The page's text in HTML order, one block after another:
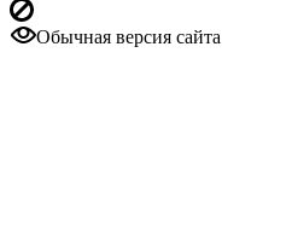
Обычная версия сайта